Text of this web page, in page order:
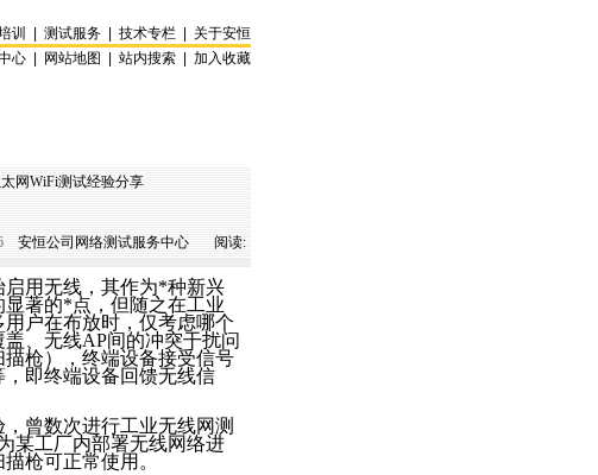
训 测试服务 技术专栏
关于安恒
心 |
网站地图 站内搜索 加入收藏
网WiFi测试经验分享
安恒公司网络测试服务中心 阅读:
用无线，其作为*种新兴
显著的*点，但随之在工业
户在布放时，仅考虑哪个
、无线AP间的冲突干扰问
枪），终端设备接受信号
即终端设备回馈无线信
曾数次进行工业无线网测
某工厂内部署无线网络进
枪可正常使用。